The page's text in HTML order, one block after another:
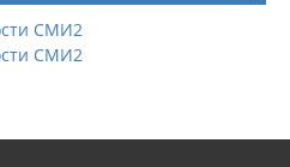
СМИ2
СМИ2